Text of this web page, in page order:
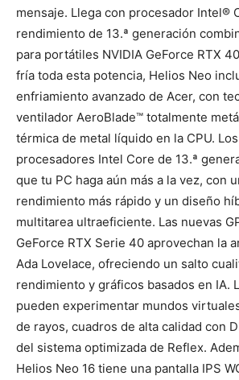
mensaje. Llega con procesador Intel®
rendimiento de 13.ª generación
para portátiles NVIDIA GeForce RTX
fría toda esta potencia, Helios Neo
enfriamiento avanzado de Acer, con
ventilador AeroBlade™ totalmente
térmica de metal líquido en la CPU.
procesadores Intel Core de 13.ª
que tu PC haga aún más a la vez, con
rendimiento más rápido y un diseño
multitarea ultraeficiente. Las nuevas
GeForce RTX Serie 40 aprovechan la
Ada Lovelace, ofreciendo un salto
rendimiento y gráficos basados en IA.
pueden experimentar mundos
de rayos, cuadros de alta calidad con
del sistema optimizada de Reflex.
Helios Neo 16 tiene una pantalla IPS